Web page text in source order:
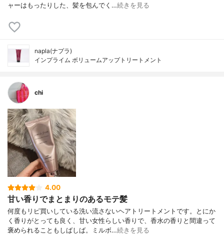
ャーはもったりした、髪を包んでく…続きを見る
napla(ナプラ)
インプライム ボリュームアップトリートメント
chi
4.00
甘い香りでまとまりのあるモテ髪
何度もリピ買いしている洗い流さないヘアトリートメントです。とにか
く香りがとっても良く、甘い女性らしい香りで、香水の香りと間違って
褒められることもしばしば。ミルボ…続きを見る